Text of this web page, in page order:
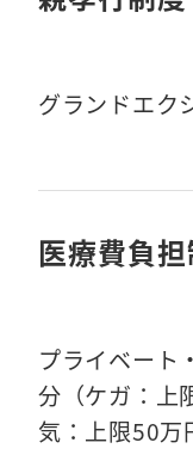
グランドエク
医療費負
プライベート
分（ケガ：上
気：上限50万